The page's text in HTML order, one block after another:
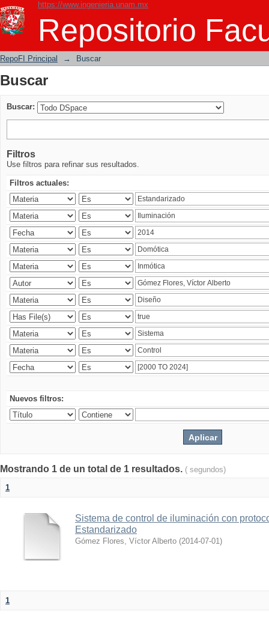
https://www.ingenieria.unam.mx
Repositorio
Buscar
RepoFI Principal → Buscar
Buscar
Buscar:
Filtros
Use filtros para refinar sus resultados.
Filtros actuales:
Nuevos filtros:
Mostrando 1 de un total de 1 resultados. ( segundos)
1
Sistema de control de iluminación con
Estandarizado
Gómez Flores, Víctor Alberto (2014-07-01)
1